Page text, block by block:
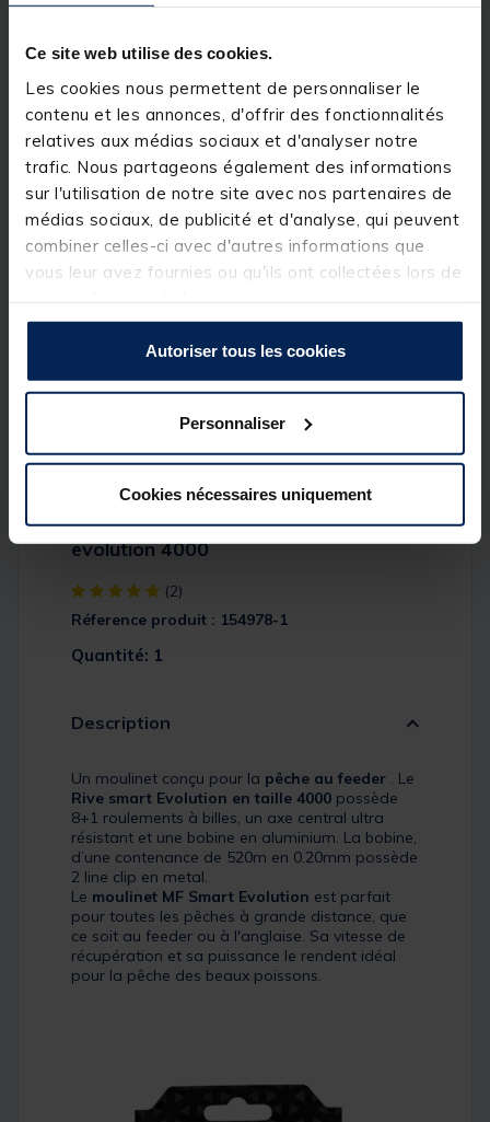
Ce site web utilise des cookies.
Les cookies nous permettent de personnaliser le
contenu et les annonces, d'offrir des fonctionnalités
relatives aux médias sociaux et d'analyser notre
trafic. Nous partageons également des informations
sur l'utilisation de notre site avec nos partenaires de
médias sociaux, de publicité et d'analyse, qui peuvent
combiner celles-ci avec d'autres informations que
vous leur avez fournies ou qu'ils ont collectées lors de
Autoriser tous les cookies
Personnaliser
Cookies nécessaires uniquement
Moulinet feeder rive mf smart
evolution 4000
[object Object] out of 5 Customer Rating
(2)
Réference produit : 154978-1
Quantité: 1
Description
Un moulinet conçu pour la pêche au feeder . Le
Rive smart Evolution en taille 4000 possède
8+1 roulements à billes, un axe central ultra
résistant et une bobine en aluminium. La bobine,
d’une contenance de 520m en 0.20mm possède
2 line clip en metal.
Le moulinet MF Smart Evolution est parfait
pour toutes les pêches à grande distance, que
ce soit au feeder ou à l'anglaise. Sa vitesse de
récupération et sa puissance le rendent idéal
pour la pêche des beaux poissons.